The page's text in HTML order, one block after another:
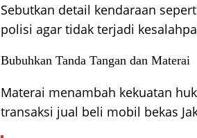
Sebutkan detail kendaraan
polisi agar tidak terjadi
Bubuhkan Tanda Tangan dan Materai
Materai menambah kekuatan
transaksi jual beli mobil bekas